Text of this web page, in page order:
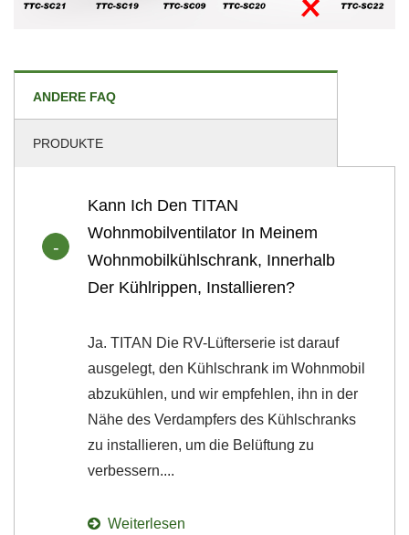
ANDERE FAQ
PRODUKTE
Kann Ich Den TITAN
Wohnmobilventilator In Meinem
Wohnmobilkühlschrank, Innerhalb
Der Kühlrippen, Installieren?
Ja. TITAN Die RV-Lüfterserie ist darauf
ausgelegt, den Kühlschrank im Wohnmobil
abzukühlen, und wir empfehlen, ihn in der
Nähe des Verdampfers des Kühlschranks
zu installieren, um die Belüftung zu
verbessern....
Weiterlesen